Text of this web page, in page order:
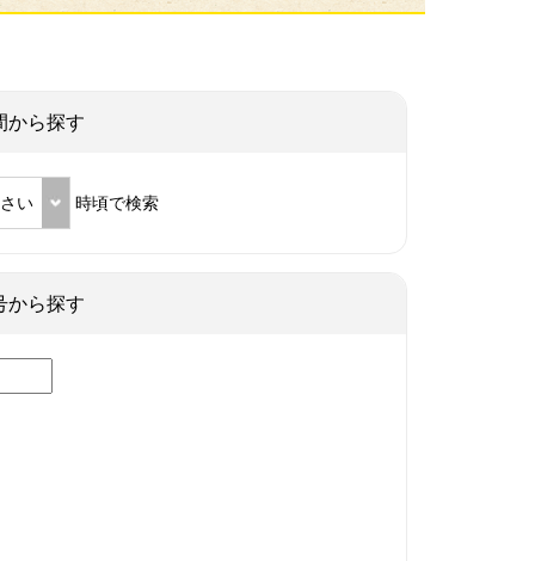
から探す
い 時頃で検索
から探す